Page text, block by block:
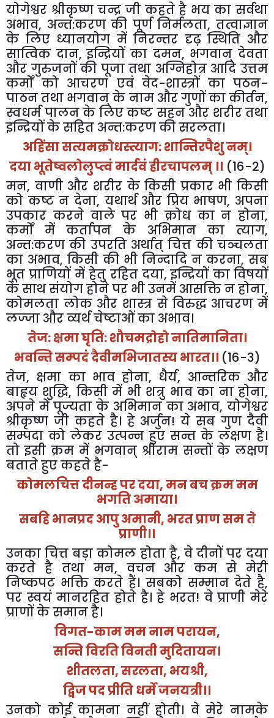
योगेश्वर श्रीकृष्ण चन्द्र जी कहते है भय का सर्वथा
अभाव, अन्त:करण की पूर्ण निर्मलता,तत्वाज्ञान
के लिए ध्यानयोग में निरन्तर दृढ़ स्थिति और
सात्विक दान,इन्द्रियों का दमन, भगवान् देवता
और गुरुजनों की पूजा तथा अग्निहोत्र आदि उत्तम
कर्मों को आचरण एवं वेद-शास्त्रों का पठन-
पाठनतथा भगवान्के नाम औरगुणोंकाकीर्तन,
स्वधर्म पालनके लिएकष्ट सहनऔर शरीरतथा
इन्द्रियोंकेसहित अन्त:करणकीसरलता।
अहिंसासत्यमक्रोधस्त्याग:शान्तिरपैशुनम्।
दयाभूतेष्वलोलुप्त्वंमार्दवंहीरचापलम् ।। (16-2)
मन, वाणी और शरीर के किसी प्रकार भी किसी
को कष्ट न देना, यथार्थ और प्रिय भाषण, अपना
उपकार करने वाले पर भी क्रोध का न होना,
कर्मों
में कर्तापन के अभिमान का त्याग,
अन्त:करण की उपरति अर्थात् चित्त की चञ्चलता
का अभाव, किसी की भी निन्दादि न करना, सब
भूत प्राणियों में हेतु रहित दया,इन्द्रियों का विषयों
केसाथसंयोगहोनेपर भीउनमें आसक्तिनहोना,
कोमलता लोक और शास्त्र से विरुद्ध आचरण में
लज्जा औरव्यर्थचेष्टाओंका अभाव।
तेज:क्षमाघृति:शौचमद्रोहोनातिमानिता।
भवन्तिसम्पदंदैवीमभिजातस्यभारत।। (16-3)
तेज, क्षमा का भाव होना, धैर्य, आन्तरिक और
बाहृय शुद्धि, किसी में भी शत्रु भाव का ना होना,
अपने में पूज्यता के अभिमान का अभाव,योगेश्वर
श्रीकृष्ण जी कहते है। हे अर्जुन!ये सब गुण दैवी
सम्पदा को लेकर उत्पन्न हुए सन्त के लक्षण है।
तो इसी क्रम में भगवान् श्रीराम सन्तों के लक्षण
बतातेहुएकहतेहै-
कोमलचित्तदीनन्हपरदया,मनबचक्रममम
भगतिअमाया।
सबहिभानप्रदआपुअमानी, भरतप्राणसमते
प्राणी।।
उनका चित्त बड़ा कोमल होता है, वे दीनों पर दया
करते है तथा मन, वचन और कम से मेरी
निष्कपट भक्ति करते हैं। सबको सम्मान देते है,
पर स्वयं मानरहित होते है। हे भरत! वे प्राणी मेरे
प्राणोंकेसमानहै।
विगत-कामममनामपरायन,
सन्तिविरतिविनतीमुदितायन।
शीतलता,सरलता, भयश्री,
द्विजपदप्रीतिधर्मेजनयत्री।।
उनको कोई कामना नहीं होती। वे मेरे नामके